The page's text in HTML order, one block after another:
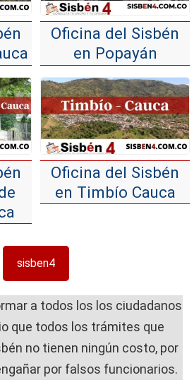
Oficina del Sisbén
en Popayán
Oficina del Sisbén
en Timbío Cauca
sisben4
a todos los los ciudadanos
que todos los trámites que
no tienen ningún costo, por
por falsos funcionarios.